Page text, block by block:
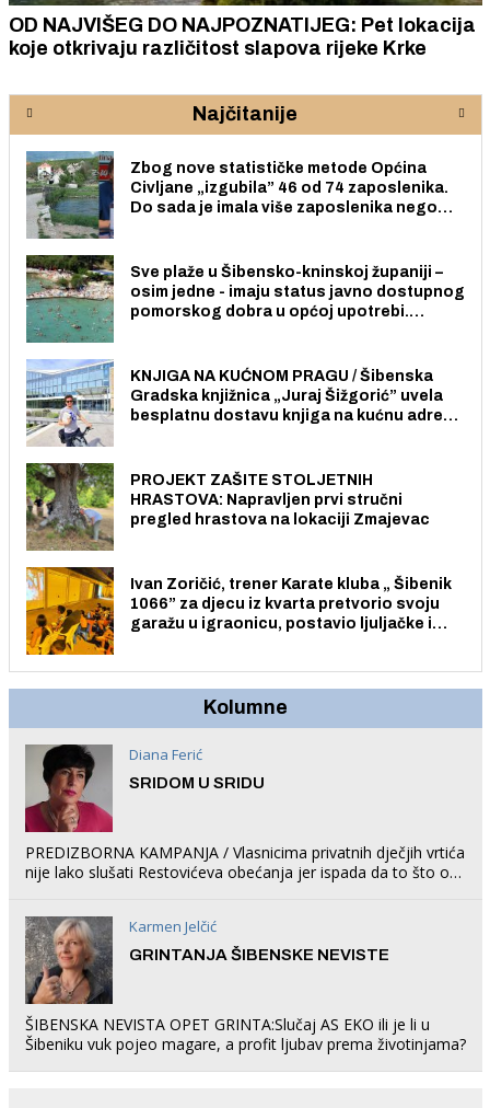
OD NAJVIŠEG DO NAJPOZNATIJEG: Pet lokacija
koje otkrivaju različitost slapova rijeke Krke
Najčitanije
Zbog nove statističke metode Općina
Civljane „izgubila” 46 od 74 zaposlenika.
Do sada je imala više zaposlenika nego
Sve plaže u Šibensko-kninskoj županiji –
osim jedne - imaju status javno dostupnog
pomorskog dobra u općoj upotrebi.
KNJIGA NA KUĆNOM PRAGU / Šibenska
Gradska knjižnica „Juraj Šižgorić” uvela
besplatnu dostavu knjiga na kućnu adresu
PROJEKT ZAŠITE STOLJETNIH
HRASTOVA: Napravljen prvi stručni
pregled hrastova na lokaciji Zmajevac
Ivan Zoričić, trener Karate kluba „ Šibenik
1066” za djecu iz kvarta pretvorio svoju
garažu u igraonicu, postavio ljuljačke i
Kolumne
Diana Ferić
SRIDOM U SRIDU
PREDIZBORNA KAMPANJA / Vlasnicima privatnih dječjih vrtića
nije lako slušati Restovićeva obećanja jer ispada da to što oni
Karmen Jelčić
GRINTANJA ŠIBENSKE NEVISTE
ŠIBENSKA NEVISTA OPET GRINTA:Slučaj AS EKO ili je li u
Šibeniku vuk pojeo magare, a profit ljubav prema životinjama?